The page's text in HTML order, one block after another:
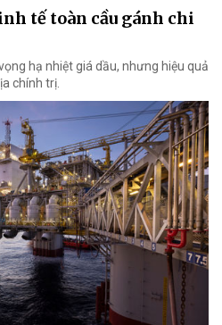
tế toàn cầu gánh chi
hạ nhiệt giá dầu, nhưng hiệu quả
chính trị.